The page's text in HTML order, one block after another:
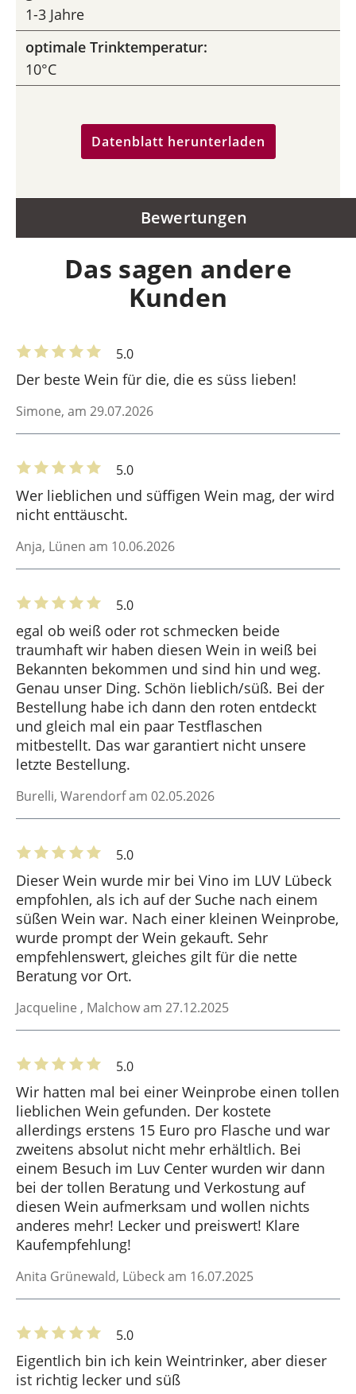
1-3 Jahre
optimale Trinktemperatur:
10°C
Datenblatt herunterladen
Bewertungen
Das sagen andere
Kunden
5.0
Der beste Wein für die, die es süss lieben!
Simone, am 29.07.2026
5.0
Wer lieblichen und süffigen Wein mag, der wird
nicht enttäuscht.
Anja, Lünen am 10.06.2026
5.0
egal ob weiß oder rot schmecken beide
traumhaft wir haben diesen Wein in weiß bei
Bekannten bekommen und sind hin und weg.
Genau unser Ding. Schön lieblich/süß. Bei der
Bestellung habe ich dann den roten entdeckt
und gleich mal ein paar Testflaschen
mitbestellt. Das war garantiert nicht unsere
letzte Bestellung.
Burelli, Warendorf am 02.05.2026
5.0
Dieser Wein wurde mir bei Vino im LUV Lübeck
empfohlen, als ich auf der Suche nach einem
süßen Wein war. Nach einer kleinen Weinprobe,
wurde prompt der Wein gekauft. Sehr
empfehlenswert, gleiches gilt für die nette
Beratung vor Ort.
Jacqueline , Malchow am 27.12.2025
5.0
Wir hatten mal bei einer Weinprobe einen tollen
lieblichen Wein gefunden. Der kostete
allerdings erstens 15 Euro pro Flasche und war
zweitens absolut nicht mehr erhältlich. Bei
einem Besuch im Luv Center wurden wir dann
bei der tollen Beratung und Verkostung auf
diesen Wein aufmerksam und wollen nichts
anderes mehr! Lecker und preiswert! Klare
Kaufempfehlung!
Anita Grünewald, Lübeck am 16.07.2025
5.0
Eigentlich bin ich kein Weintrinker, aber dieser
ist richtig lecker und süß